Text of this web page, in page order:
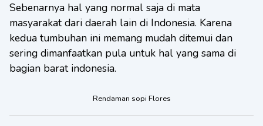
Sebenarnya hal yang normal saja di mata
masyarakat dari daerah lain di Indonesia. Karena
kedua tumbuhan ini memang mudah ditemui dan
sering dimanfaatkan pula untuk hal yang sama di
bagian barat indonesia.
Rendaman sopi Flores